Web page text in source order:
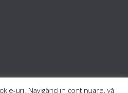
uri. Navigând in continuare, vă